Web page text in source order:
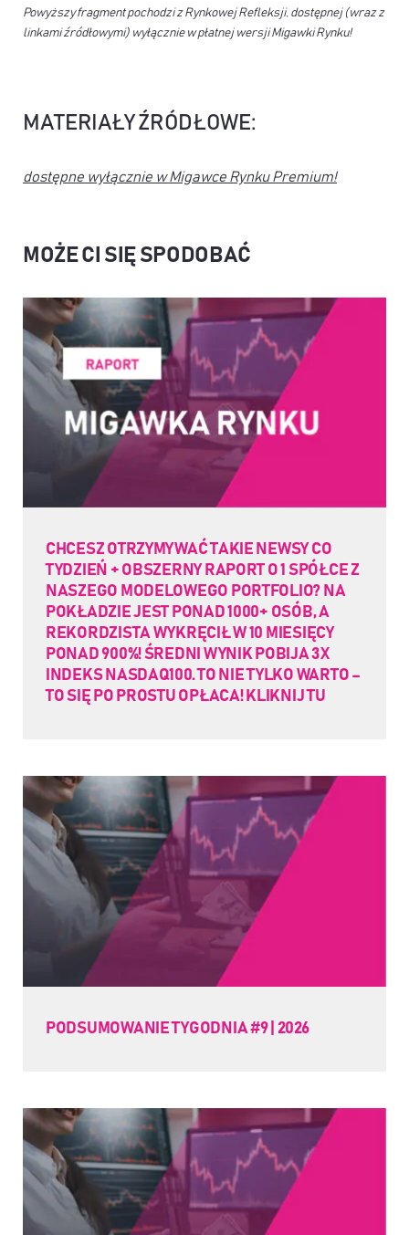
Powyższy fragment pochodzi z Rynkowej Refleksji, dostępnej (wraz z
linkami źródłowymi) wyłącznie w płatnej wersji Migawki Rynku!
MATERIAŁY ŹRÓDŁOWE:
dostępne wyłącznie w Migawce Rynku Premium!
MOŻE CI SIĘ SPODOBAĆ
CHCESZ OTRZYMYWAĆ TAKIE NEWSY CO
TYDZIEŃ + OBSZERNY RAPORT O 1 SPÓŁCE Z
NASZEGO MODELOWEGO PORTFOLIO? NA
POKŁADZIE JEST PONAD 1000+ OSÓB, A
REKORDZISTA WYKRĘCIŁ W 10 MIESIĘCY
PONAD 900%! ŚREDNI WYNIK POBIJA 3X
INDEKS NASDAQ100. TO NIE TYLKO WARTO –
TO SIĘ PO PROSTU OPŁACA! KLIKNIJ TU
PODSUMOWANIE TYGODNIA #9 | 2026